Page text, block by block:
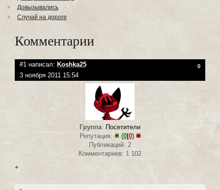
Довызывались
Случай на дороге
Комментарии
#1 написал: Koshka25 0
3 ноября 2011 15:54
Группа: Посетители
Репутация:
(0|0)
Публикаций: 2
Комментариев: 1 102
+